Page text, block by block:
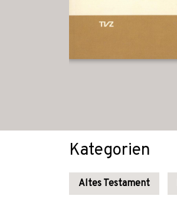
Kategorien
Altes Testament